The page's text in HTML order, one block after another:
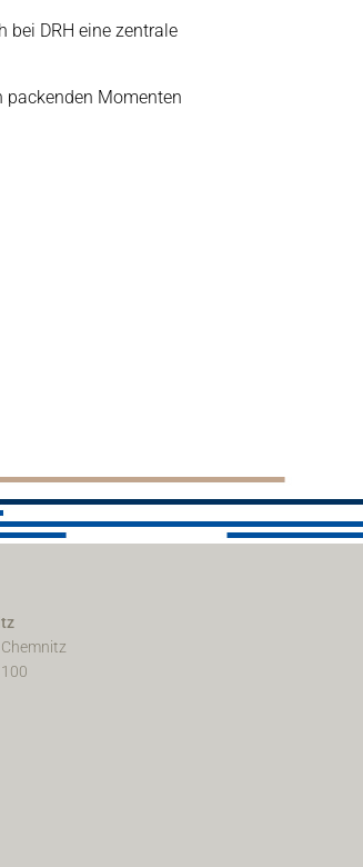
bei DRH eine zentrale
packenden Momenten